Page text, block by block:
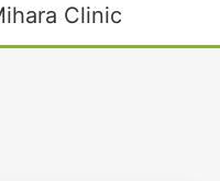
Clinic